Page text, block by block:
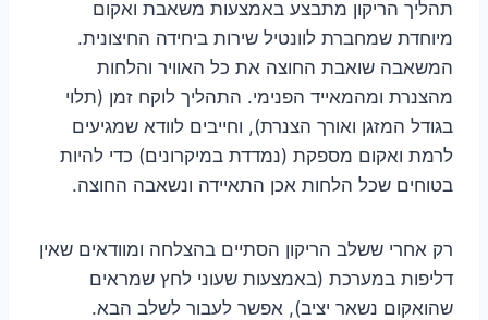
תהליך הריקון מתבצע באמצעות משאבת ואקום
מיוחדת שמחברת לוונטיל שירות ביחידה החיצונית.
המשאבה שואבת החוצה את כל האוויר והלחות
מהצנרת ומהמאייד הפנימי. התהליך לוקח זמן (תלוי
בגודל המזגן ואורך הצנרת), וחייבים לוודא שמגיעים
לרמת ואקום מספקת (נמדדת במיקרונים) כדי להיות
בטוחים שכל הלחות אכן התאיידה ונשאבה החוצה.
רק אחרי ששלב הריקון הסתיים בהצלחה ומוודאים שאין
דליפות במערכת (באמצעות שעוני לחץ שמראים
שהואקום נשאר יציב), אפשר לעבור לשלב הבא.